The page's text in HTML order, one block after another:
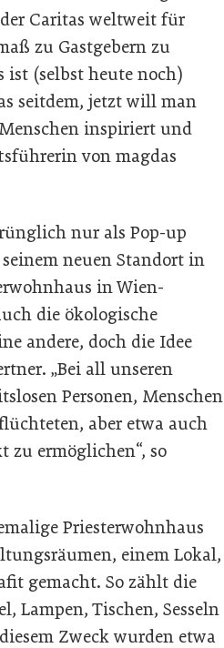
der Caritas weltweit für
zu Gastgebern zu
ist (selbst heute noch)
seitdem, jetzt will man
inspiriert und
von magdas
nur als Pop-up
neuen Standort in
in Wien-
die ökologische
andere, doch die Idee
„Bei all unseren
Personen, Menschen
aber etwa auch
zu ermöglichen“, so
Priesterwohnhaus
einem Lokal,
gemacht. So zählt die
Lampen, Tischen, Sesseln
Zweck wurden etwa